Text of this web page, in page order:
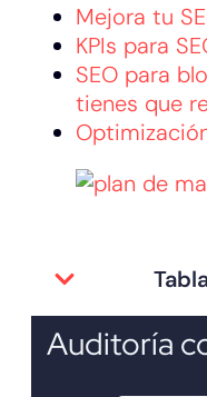
Mejora tu
KPIs para
SEO para
tienes que
Auditoría